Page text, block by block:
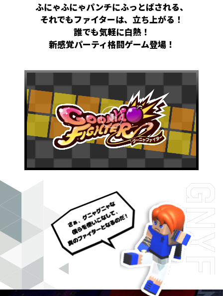
ふにゃふにゃパンチにふっとばされる、
それでもファイターは、立ち上がる！
誰でも気軽に白熱！
新感覚パーティ格闘ゲーム登場！